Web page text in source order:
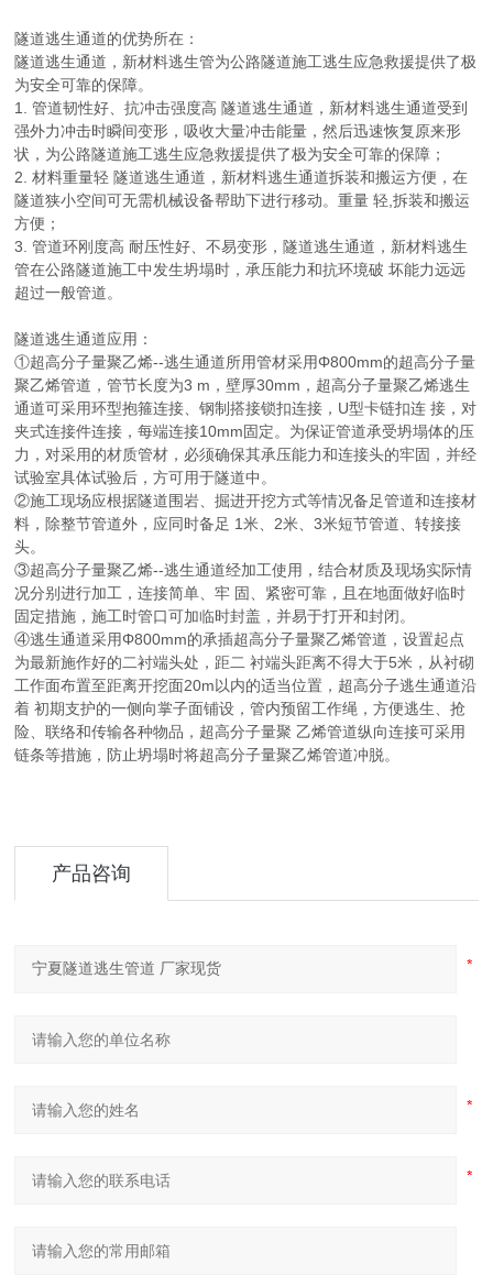
隧道逃生通道的优势所在：
隧道逃生通道，新材料逃生管为公路隧道施工逃生应急救援提供了极
为安全可靠的保障。
1. 管道韧性好、抗冲击强度高 隧道逃生通道，新材料逃生通道受到
强外力冲击时瞬间变形，吸收大量冲击能量，然后迅速恢复原来形
状，为公路隧道施工逃生应急救援提供了极为安全可靠的保障；
2. 材料重量轻 隧道逃生通道，新材料逃生通道拆装和搬运方便，在
隧道狭小空间可无需机械设备帮助下进行移动。重量 轻,拆装和搬运
方便；
3. 管道环刚度高 耐压性好、不易变形，隧道逃生通道，新材料逃生
管在公路隧道施工中发生坍塌时，承压能力和抗环境破 坏能力远远
超过一般管道。
隧道逃生通道应用：
①超高分子量聚乙烯--逃生通道所用管材采用Φ800mm的超高分子量
聚乙烯管道，管节长度为3 m，壁厚30mm，超高分子量聚乙烯逃生
通道可采用环型抱箍连接、钢制搭接锁扣连接，U型卡链扣连 接，对
夹式连接件连接，每端连接10mm固定。为保证管道承受坍塌体的压
力，对采用的材质管材，必须确保其承压能力和连接头的牢固，并经
试验室具体试验后，方可用于隧道中。
②施工现场应根据隧道围岩、掘进开挖方式等情况备足管道和连接材
料，除整节管道外，应同时备足 1米、2米、3米短节管道、转接接
头。
③超高分子量聚乙烯--逃生通道经加工使用，结合材质及现场实际情
况分别进行加工，连接简单、牢 固、紧密可靠，且在地面做好临时
固定措施，施工时管口可加临时封盖，并易于打开和封闭。
④逃生通道采用Φ800mm的承插超高分子量聚乙烯管道，设置起点
为最新施作好的二衬端头处，距二 衬端头距离不得大于5米，从衬砌
工作面布置至距离开挖面20m以内的适当位置，超高分子逃生通道沿
着 初期支护的一侧向掌子面铺设，管内预留工作绳，方便逃生、抢
险、联络和传输各种物品，超高分子量聚 乙烯管道纵向连接可采用
链条等措施，防止坍塌时将超高分子量聚乙烯管道冲脱。
产品咨询